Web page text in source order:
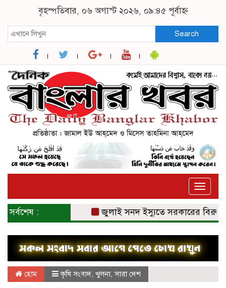
বৃহস্পতিবার, ০৬ অগাস্ট ২০২৬, ০৯:৪৫ পূর্বাহ্ন
Search
Toggle
সর্বশেষ : জুলাই সনদ ইস্যুতে সরকারের বিরুদ্ধে
হোম কৃষি সংবাদ, খুলনা,সারা দেশ